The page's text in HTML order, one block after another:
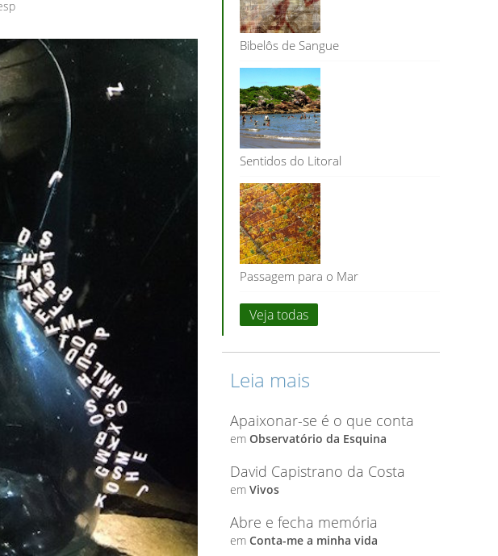
Bibelôs de Sangue
Sentidos do Litoral
Passagem para o Mar
Veja todas
Leia mais
Apaixonar-se é o que conta
em Observatório da Esquina
David Capistrano da Costa
em Vivos
Abre e fecha memória
em Conta-me a minha vida